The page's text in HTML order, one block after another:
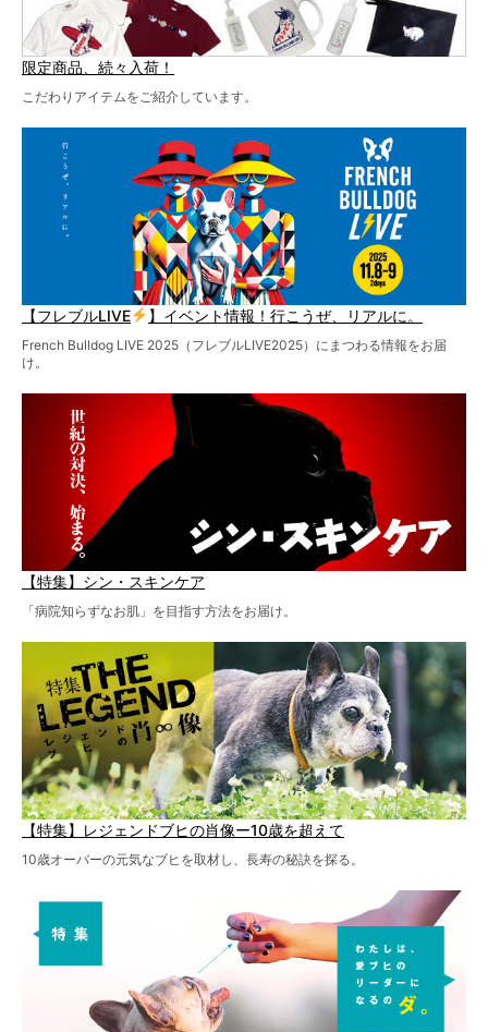
限定商品、続々入荷！
こだわりアイテムをご紹介しています。
【フレブルLIVE 】イベント情報！行こうぜ、リアルに。
French Bulldog LIVE 2025（フレブルLIVE2025）にまつわる情報をお届
け。
【特集】シン・スキンケア
「病院知らずなお肌」を目指す方法をお届け。
【特集】レジェンドブヒの肖像ー10歳を超えて
10歳オーバーの元気なブヒを取材し、長寿の秘訣を探る。